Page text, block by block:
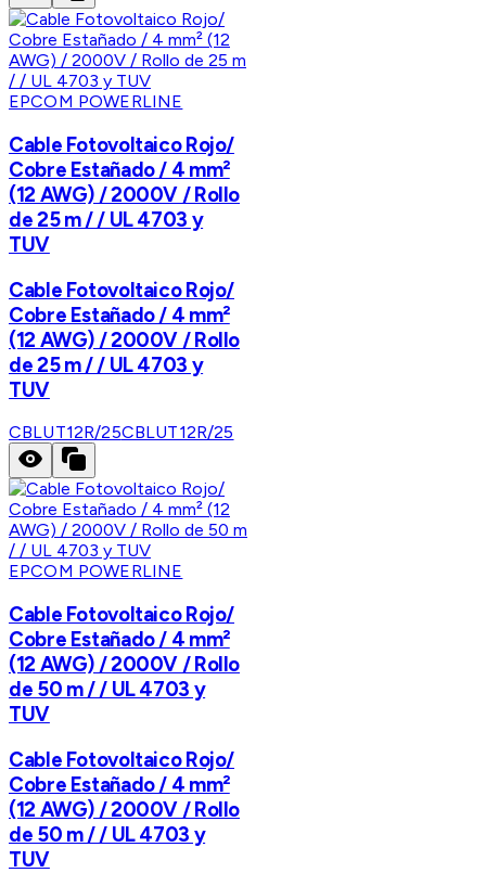
EPCOM POWERLINE
Cable Fotovoltaico Rojo/
Cobre Estañado / 4 mm²
(12 AWG) / 2000V / Rollo
de 25 m / / UL 4703 y
TUV
Cable Fotovoltaico Rojo/
Cobre Estañado / 4 mm²
(12 AWG) / 2000V / Rollo
de 25 m / / UL 4703 y
TUV
CBLUT12R/25CBLUT12R/25
EPCOM POWERLINE
Cable Fotovoltaico Rojo/
Cobre Estañado / 4 mm²
(12 AWG) / 2000V / Rollo
de 50 m / / UL 4703 y
TUV
Cable Fotovoltaico Rojo/
Cobre Estañado / 4 mm²
(12 AWG) / 2000V / Rollo
de 50 m / / UL 4703 y
TUV